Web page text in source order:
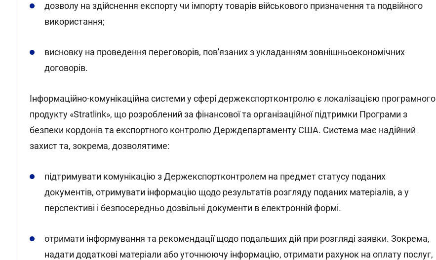
дозволу на здійснення експорту чи імпорту товарів військового призначення та подвійного
використання;
висновку на проведення переговорів, пов'язаних з укладанням зовнішньоекономічних
договорів.
Інформаційно-комунікаційна системи у сфері держекспортконтролю є локалізацією програмного
продукту «Stratlink», що розроблений за фінансової та організаційної підтримки Програми з
безпеки кордонів та експортного контролю Держдепартаменту США. Система має надійний
захист та, зокрема, дозволятиме:
підтримувати комунікацію з Держекспортконтролем на предмет статусу поданих
документів, отримувати інформацію щодо результатів розгляду поданих матеріалів, а у
перспективі і безпосередньо дозвільні документи в електронній формі.
отримати інформування та рекомендації щодо подальших дій при розгляді заявки. Зокрема,
надати додаткові матеріали або уточнюючу інформацію, отримати рахунок на оплату послуг,